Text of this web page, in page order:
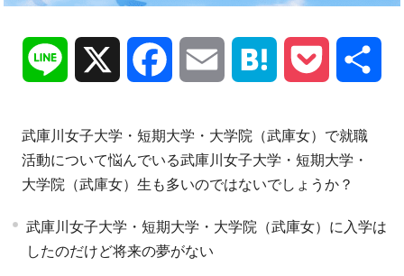
Line Facebook Email Hatena Pocket
武庫川女子大学・短期大学・大学院（武庫女）で就職
活動について悩んでいる武庫川女子大学・短期大学・
大学院（武庫女）生も多いのではないでしょうか？
武庫川女子大学・短期大学・大学院（武庫女）に入学は
したのだけど将来の夢がない